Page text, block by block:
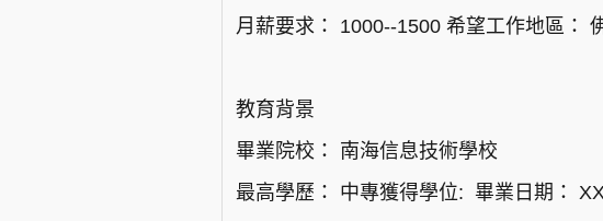
月薪要求： 1000--1500 希望工作地區：
教育背景
畢業院校： 南海信息技術學校
最高學歷： 中專獲得學位: 畢業日期：